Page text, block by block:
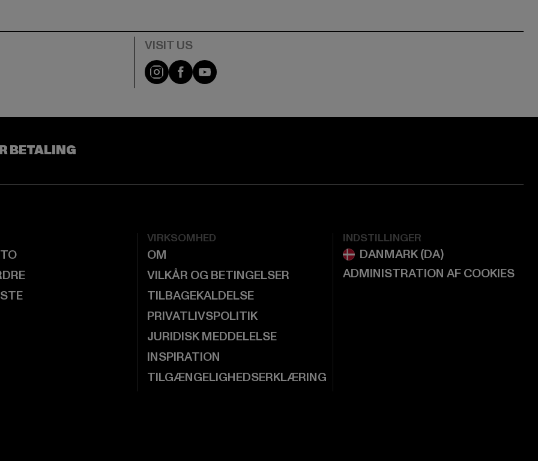
Visit our Instagram page:
Visit our Facebook page:
Visit our YouTube channel:
BETALING
VIRKSOMHED
OM
VILKÅR OG BETINGELSER
TILBAGEKALDELSE
PRIVATLIVSPOLITIK
JURIDISK MEDDELELSE
INSPIRATION
TILGÆNGELIGHEDSERKLÆRING
INDSTILLINGER
ADMINISTRATION AF COOKIES